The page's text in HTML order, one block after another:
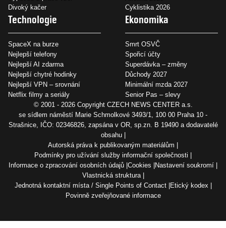
Divoký kačer
Cyklistika 2026
Technologie
SpaceX na burze
Nejlepší telefony
Nejlepší AI zdarma
Nejlepší chytré hodinky
Nejlepší VPN – srovnání
Netflix filmy a seriály
Ekonomika
Smrt OSVČ
Spořicí účty
Superdávka – změny
Důchody 2027
Minimální mzda 2027
Senior Pas – slevy
© 2001 - 2026 Copyright CZECH NEWS CENTER a.s.
se sídlem náměstí Marie Schmolkové 3493/1, 100 00 Praha 10 -
Strašnice, IČO: 02346826, zapsána v OR, sp.zn. B 19490 a dodavatelé
obsahu
Autorská práva k publikovaným materiálům
Podmínky pro užívání služby informační společnosti
Informace o zpracování osobních údajů Cookies Nastavení soukromí
Vlastnická struktura
Jednotná kontaktní místa / Single Points of Contact Etický kodex
Povinně zveřejňované informace